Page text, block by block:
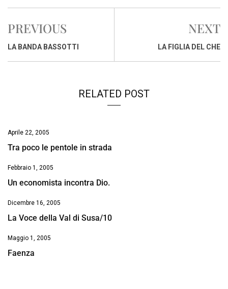
c
b
o
a
s
A
n
d
r
a
p
i
PREVIOUS
LA BANDA BASSOTTI
NEXT
LA FIGLIA DEL CHE
RELATED POST
Aprile 22, 2005
Tra poco le pentole in strada
Febbraio 1, 2005
Un economista incontra Dio.
Dicembre 16, 2005
La Voce della Val di Susa/10
Maggio 1, 2005
Faenza